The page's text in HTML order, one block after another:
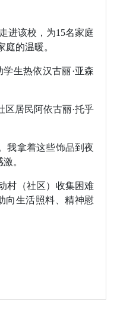
进该校，为15名家庭
的温暖。
生热依汉古丽·亚森
居民阿依古丽·托乎
我拿着这些饰品到夜
。
村（社区）收集困难
向生活照料、精神慰